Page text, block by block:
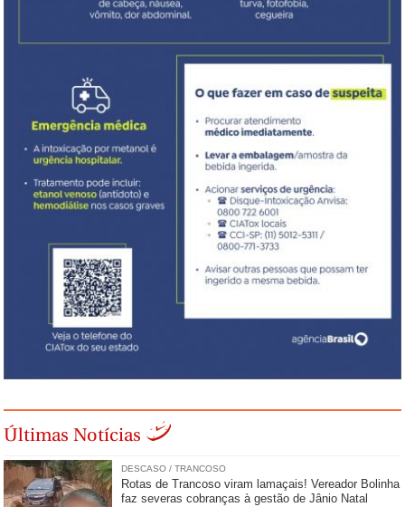
Últimas Notícias
DESCASO / TRANCOSO
Rotas de Trancoso viram lamaçais! Vereador Bolinha
faz severas cobranças à gestão de Jânio Natal